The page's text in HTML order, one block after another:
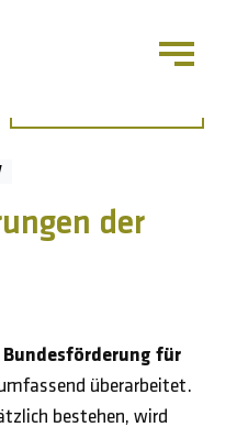
der
Bundesförderung für
überarbeitet.
bestehen, wird